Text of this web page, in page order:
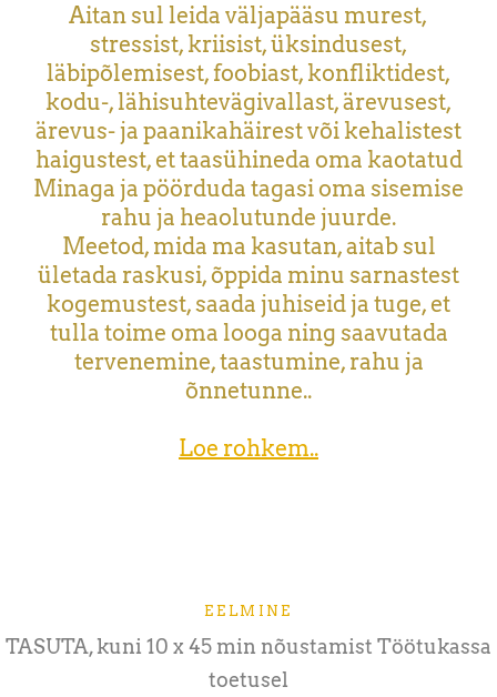
Aitan sul leida väljapääsu murest,
stressist, kriisist, üksindusest,
läbipõlemisest, foobiast, konfliktidest,
kodu-, lähisuhtevägivallast, ärevusest,
ärevus- ja paanikahäirest või kehalistest
haigustest, et taasühineda oma kaotatud
Minaga ja pöörduda tagasi oma sisemise
rahu ja heaolutunde juurde.
Meetod, mida ma kasutan, aitab sul
ületada raskusi, õppida minu sarnastest
kogemustest, saada juhiseid ja tuge, et
tulla toime oma looga ning saavutada
tervenemine, taastumine, rahu ja
õnnetunne..
Loe rohkem..
EELMINE
TASUTA, kuni 10 x 45 min nõustamist Töötukassa
toetusel